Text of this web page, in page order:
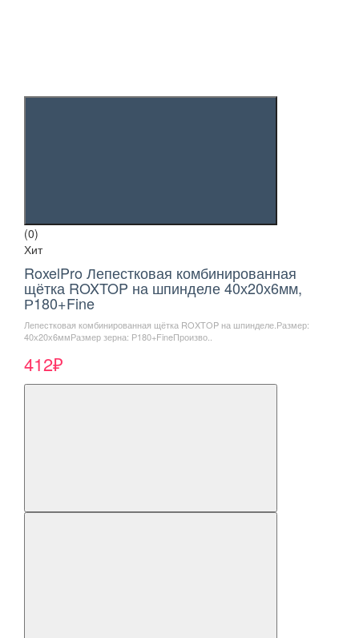
(0)
Хит
RoxelPro Лепестковая комбинированная
щётка ROXTOP на шпинделе 40х20х6мм,
Р180+Fine
Лепестковая комбинированная щётка ROXTOP на шпинделе.Размер:
40х20х6ммРазмер зерна: Р180+FineПроизво..
412₽